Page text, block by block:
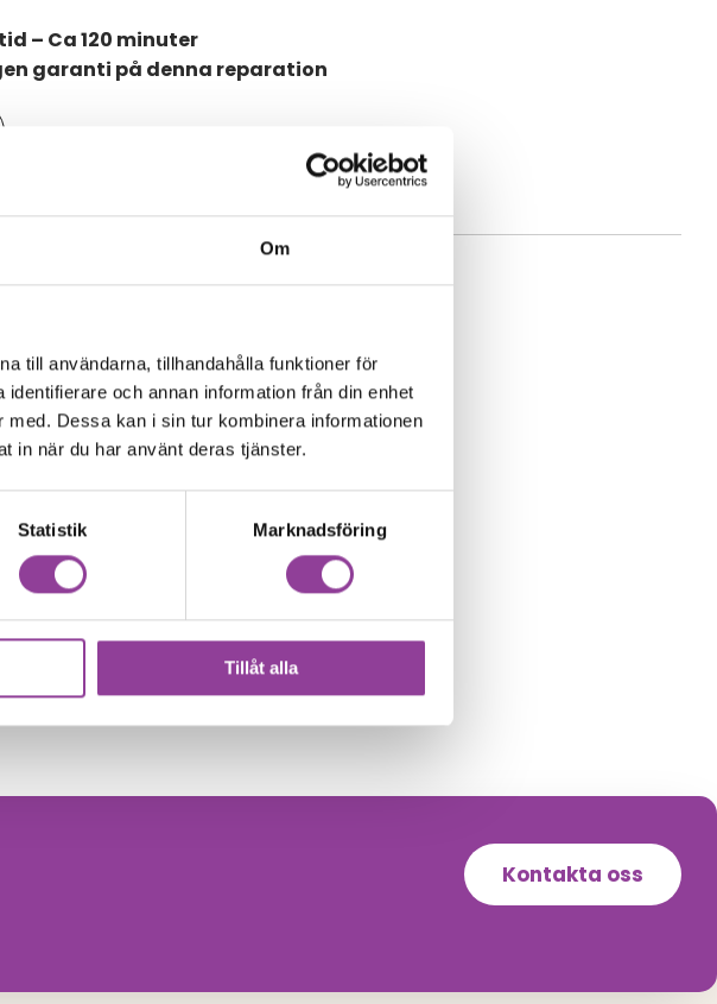
Om
till användarna, tillhandahålla funktioner för
och annan information från din enhet
Dessa kan i sin tur kombinera informationen
in när du har använt deras tjänster.
Statistik Marknadsföring
Tillåt alla
– Ca 120 minuter
garanti på denna reparation
Kontakta oss